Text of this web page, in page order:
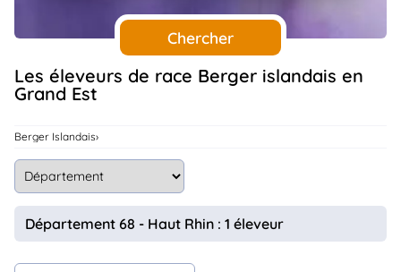
Étalons
Chiens
Services
..
Assurances
Connexion
Chercher
Les éleveurs de race Berger islandais en
Grand Est
Berger Islandais
Département 68 - Haut Rhin : 1 éleveur